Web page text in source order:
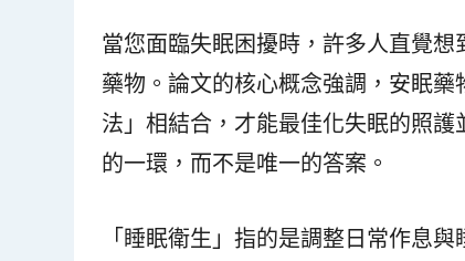
當您面臨失眠困擾時，許多人直覺
藥物。論文的核心概念強調，安眠
法」相結合，才能最佳化失眠的照
的一環，而不是唯一的答案。
「睡眠衛生」指的是調整日常作息